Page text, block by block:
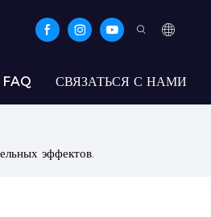
FAQ СВЯЗАТЬСЯ С НАМИ
эффектов.